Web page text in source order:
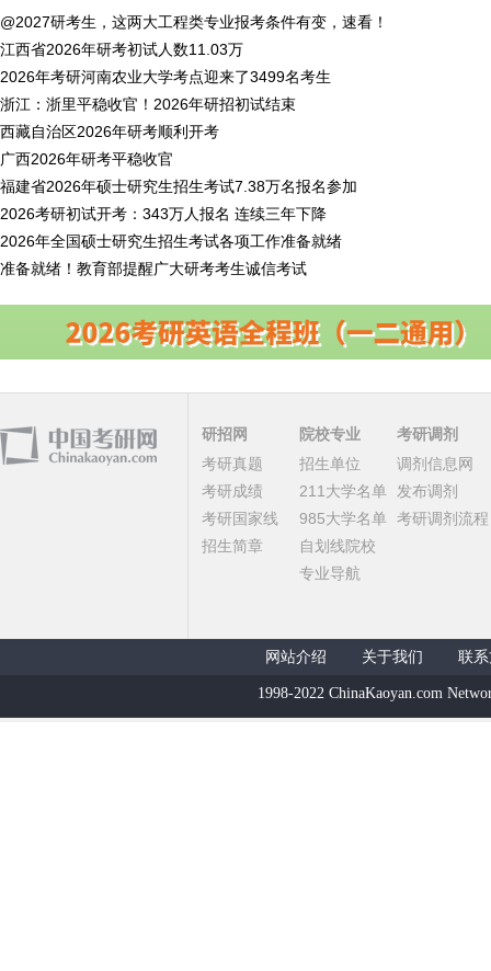
@2027研考生，这两大工程类专业报考条件有变，速看！
江西省2026年研考初试人数11.03万
2026年考研河南农业大学考点迎来了3499名考生
浙江：浙里平稳收官！2026年研招初试结束
西藏自治区2026年研考顺利开考
广西2026年研考平稳收官
福建省2026年硕士研究生招生考试7.38万名报名参加
2026考研初试开考：343万人报名 连续三年下降
2026年全国硕士研究生招生考试各项工作准备就绪
准备就绪！教育部提醒广大研考考生诚信考试
研招网
考研真题
考研成绩
考研国家线
招生简章
院校专业
招生单位
211大学名单
985大学名单
自划线院校
专业导航
考研调剂
调剂信息网
发布调剂
考研调剂流程
网站介绍 关于我们 联
1998-2022 ChinaKaoyan.com